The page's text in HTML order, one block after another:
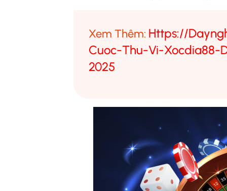
Xem Thêm: Https://
Cuoc-Thu-Vi-Xocdia88-
2025